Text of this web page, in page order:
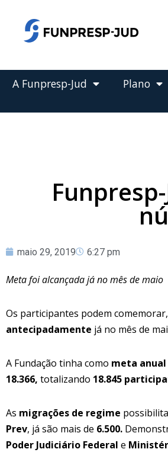
Pular
conteúdo
A Funpresp-Jud Plano
maio 29, 2019 6:27 pm
Meta foi alcançada já no mês de maio
Os participantes podem
antecipadamente já no mês de
A Fundação tinha como meta anual
18.366, totalizando 18.845
As migrações de regime
Prev, já são mais de 6.500.
Poder Judiciário Federal e